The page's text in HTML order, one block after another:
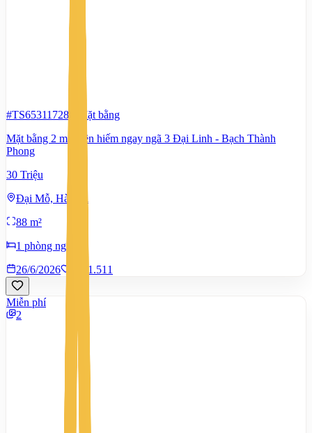
#TS65311728
Mặt bằng
Mặt bằng 2 mặt tiền hiếm ngay ngã 3 Đại Linh - Bạch Thành
Phong
30 Triệu
Đại Mỗ, Hà Nội
88 m²
1 phòng ngủ
26/6/2026
1.511
Miễn phí
2